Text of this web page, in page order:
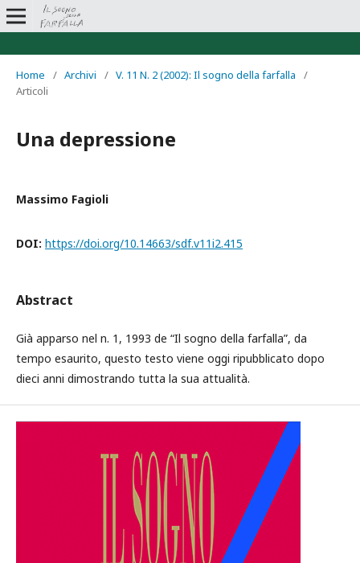
Home / Archivi / V. 11 N. 2 (2002): Il sogno della farfalla
/
Articoli
Una depressione
Massimo Fagioli
DOI: https://doi.org/10.14663/sdf.v11i2.415
Abstract
Già apparso nel n. 1, 1993 de “Il sogno della farfalla”, da
tempo esaurito, questo testo viene oggi ripubblicato dopo
dieci anni dimostrando tutta la sua attualità.